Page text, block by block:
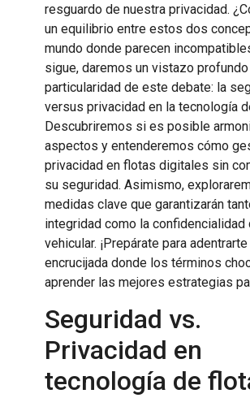
resguardo de nuestra privacidad.
un equilibrio entre estos dos
mundo donde parecen
sigue, daremos un vistazo profundo
particularidad de este debate: la
versus privacidad en la tecnología
Descubriremos si es posible
aspectos y entenderemos cómo
privacidad en flotas digitales sin
su seguridad. Asimismo,
medidas clave que garantizarán
integridad como la confidencialidad
vehicular. ¡Prepárate para adentrarte
encrucijada donde los términos
aprender las mejores estrategias
Seguridad vs.
Privacidad en
tecnología de